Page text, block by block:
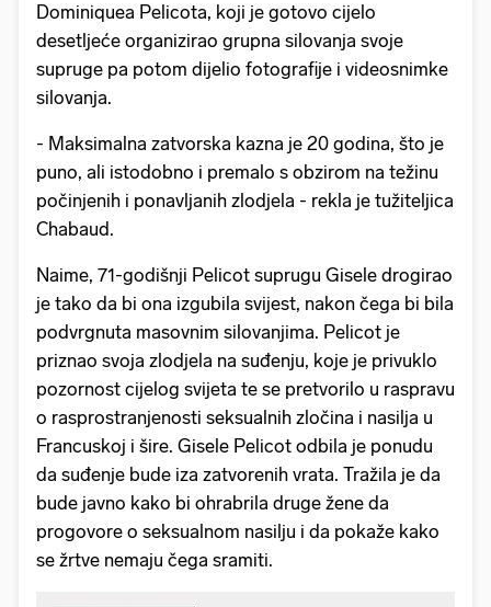
Dominiquea Pelicota, koji je gotovo cijelo
desetljeće organizirao grupna silovanja svoje
supruge pa potom dijelio fotografije i videosnimke
silovanja.
- Maksimalna zatvorska kazna je 20 godina, što je
puno, ali istodobno i premalo s obzirom na težinu
počinjenih i ponavljanih zlodjela - rekla je tužiteljica
Chabaud.
Naime, 71-godišnji Pelicot suprugu Gisele drogirao
je tako da bi ona izgubila svijest, nakon čega bi bila
podvrgnuta masovnim silovanjima. Pelicot je
priznao svoja zlodjela na suđenju, koje je privuklo
pozornost cijelog svijeta te se pretvorilo u raspravu
o rasprostranjenosti seksualnih zločina i nasilja u
Francuskoj i šire. Gisele Pelicot odbila je ponudu
da suđenje bude iza zatvorenih vrata. Tražila je da
bude javno kako bi ohrabrila druge žene da
progovore o seksualnom nasilju i da pokaže kako
se žrtve nemaju čega sramiti.